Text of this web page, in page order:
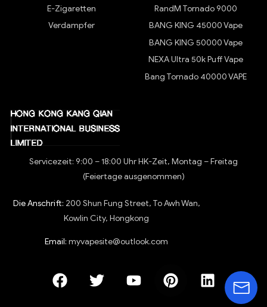
E-Zigaretten
Verdampfer
RandM Tornado 9000
BANG KING 45000 Vape
BANG KING 50000 Vape
NEXA Ultra 50k Puff Vape
Bang Tornado 40000 VAPE
Servicezeit: 9:00 – 18:00 Uhr HK-Zeit, Montag – Freitag
(Feiertage ausgenommen)
Die Anschrift: 200 Shun Fung Street, To Awh Wan,
Kowlin City, Hongkong
Email: myvapesite@outlook.com